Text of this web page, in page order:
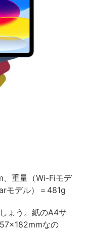
重量（Wi-Fiモデ
モデル）＝481g
ょう。紙のA4サ
なの